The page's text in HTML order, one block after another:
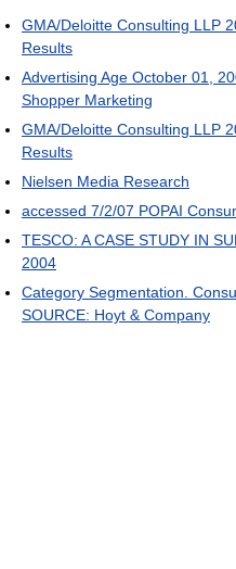
GMA/Deloitte Consulting LLP
Results
Advertising Age October 01,
Shopper Marketing
GMA/Deloitte Consulting LLP
Results
Nielsen Media Research
accessed 7/2/07 POPAI
TESCO: A CASE STUDY IN
2004
Category Segmentation.
SOURCE: Hoyt & Company